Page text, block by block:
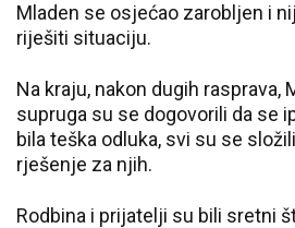
Mladen se osjećao zarobljen i
riješiti situaciju.
Na kraju, nakon dugih rasprava,
supruga su se dogovorili da se
bila teška odluka, svi su se
rješenje za njih.
Rodbina i prijatelji su bili sretni